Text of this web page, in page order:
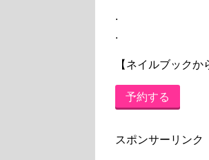
.
.
【ネイルブック
予約する
スポンサーリンク